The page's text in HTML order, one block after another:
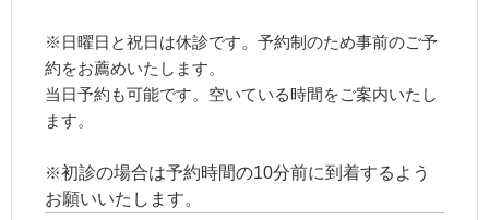
※ 日曜日と祝日は休診です。予約制のため事前のご予
約をお薦めいたします。
当日予約も可能です。空いている時間をご案内いたし
ます。
※初診の場合は予約時間の10分前に到着するよう
お願いいたします。